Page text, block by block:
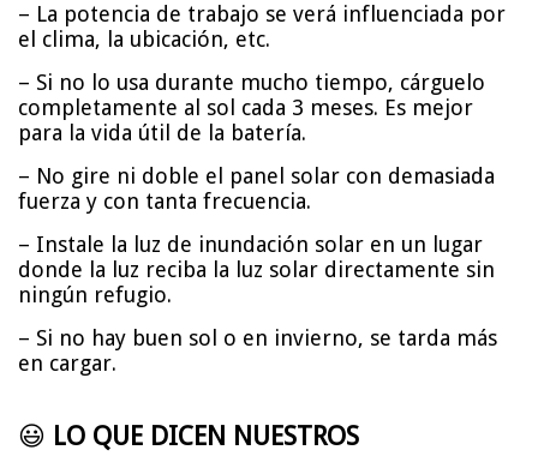
– La potencia de trabajo se verá influenciada por
el clima, la ubicación, etc.
– Si no lo usa durante mucho tiempo, cárguelo
completamente al sol cada 3 meses. Es mejor
para la vida útil de la batería.
– No gire ni doble el panel solar con demasiada
fuerza y con tanta frecuencia.
– Instale la luz de inundación solar en un lugar
donde la luz reciba la luz solar directamente sin
ningún refugio.
– Si no hay buen sol o en invierno, se tarda más
en cargar.
😃 LO QUE DICEN NUESTROS